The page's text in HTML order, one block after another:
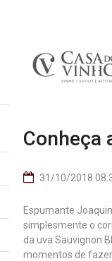
Conheça
31/10/2018
Espumante
simplesmente o
da uva Sauvignon
momentos de